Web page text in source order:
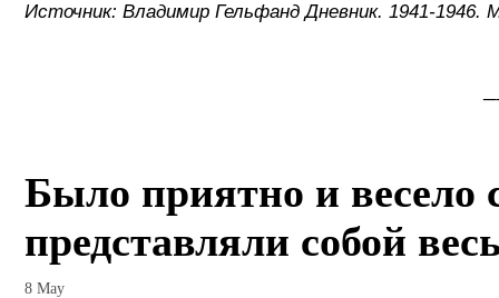
Источник: Владимир Гельфанд Дневник. 1941-
Было приятно и весело
представляли собой
8 May